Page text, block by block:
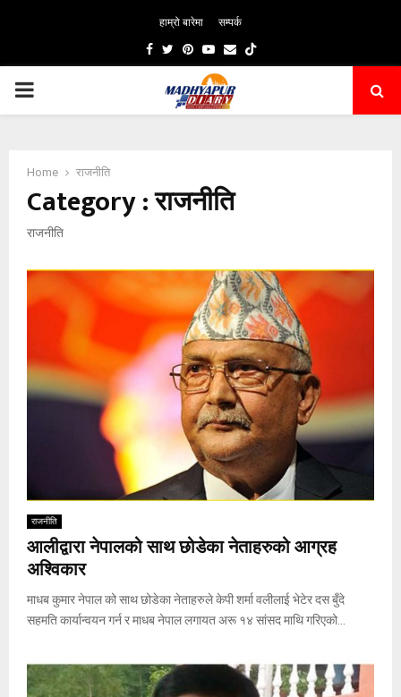
हाम्रो बारेमा सम्पर्क
Facebook
TwitterPinterestYoutube
Email
PRIMARY
Home राजनीति
Category : राजनीति
राजनीति
राजनीति
आलीद्वारा नेपालको साथ छोडेका नेताहरुको आग्रह
अश्विकार
माधब कुमार नेपाल को साथ छोडेका नेताहरुले केपी शर्मा वलीलाई भेटेर दस बुँदे
सहमति कार्यान्वयन गर्न र माधब नेपाल लगायत अरू १४ सांसद माथि गरिएको...